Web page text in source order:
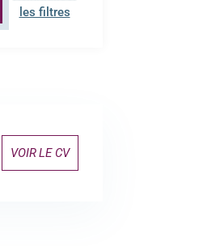
les filtres
VOIR LE CV